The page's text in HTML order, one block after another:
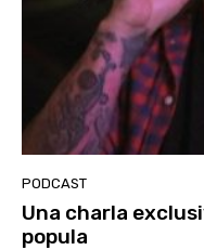
PODCAST
Una charla
popula